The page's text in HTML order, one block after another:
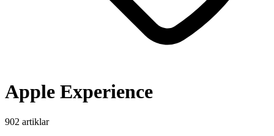
Apple Experience
902 artiklar